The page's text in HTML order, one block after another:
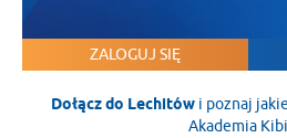
ZALOGUJ SIĘ
Dołącz do Lechitówi poznaj
Akademia